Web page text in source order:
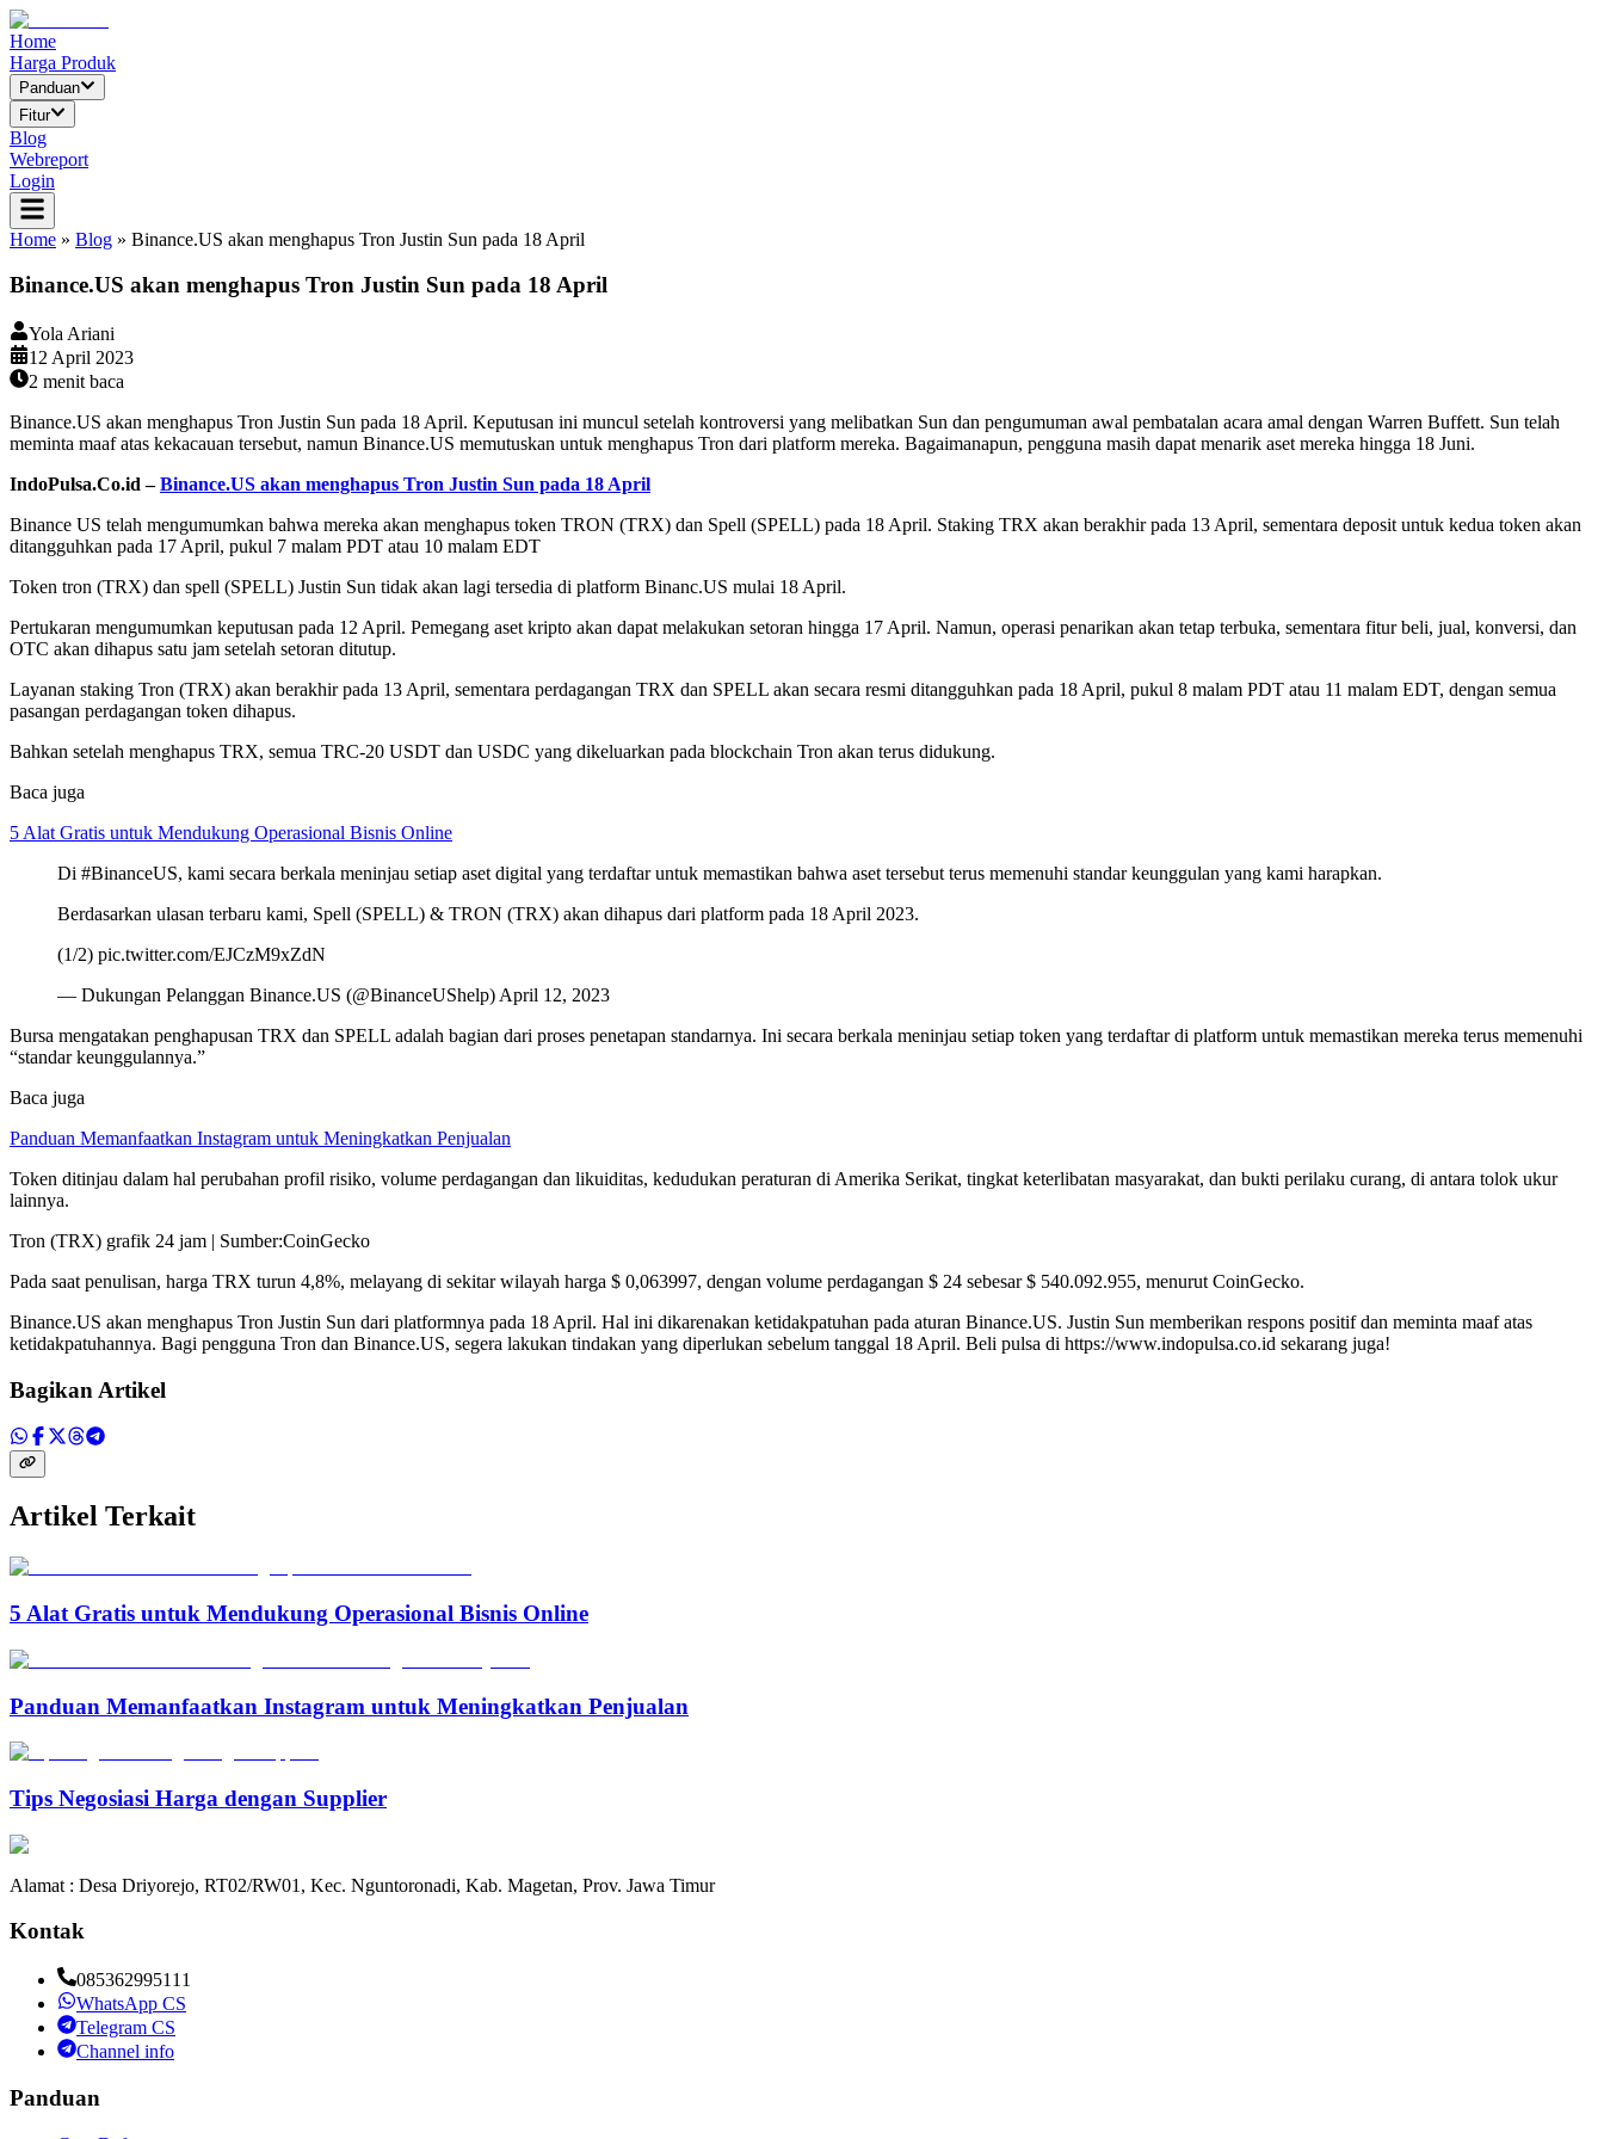
Home
Harga Produk
Panduan
Fitur
Blog
Webreport
Login
Home » Blog » Binance.US akan menghapus Tron Justin Sun pada 18 April
Binance.US akan menghapus Tron Justin Sun pada 18 April
Yola Ariani
12 April 2023
2 menit baca
Binance.US akan menghapus Tron Justin Sun pada 18 April. Keputusan ini muncul setelah kontroversi yang melibatkan Sun dan pengumuman awal pembatalan acara amal dengan Warren Buffett. Sun telah
meminta maaf atas kekacauan tersebut, namun Binance.US memutuskan untuk menghapus Tron dari platform mereka. Bagaimanapun, pengguna masih dapat menarik aset mereka hingga 18 Juni.
IndoPulsa.Co.id –Binance.US akan menghapus Tron Justin Sun pada 18 April
Binance US telah mengumumkan bahwa mereka akan menghapus token TRON (TRX) dan Spell (SPELL) pada 18 April. Staking TRX akan berakhir pada 13 April, sementara deposit untuk kedua token akan
ditangguhkan pada 17 April, pukul 7 malam PDT atau 10 malam EDT
Token tron (TRX) dan spell (SPELL) Justin Sun tidak akan lagi tersedia di platform Binanc.US mulai 18 April.
Pertukaran mengumumkan keputusan pada 12 April. Pemegang aset kripto akan dapat melakukan setoran hingga 17 April. Namun, operasi penarikan akan tetap terbuka, sementara fitur beli, jual, konversi, dan
OTC akan dihapus satu jam setelah setoran ditutup.
Layanan staking Tron (TRX) akan berakhir pada 13 April, sementara perdagangan TRX dan SPELL akan secara resmi ditangguhkan pada 18 April, pukul 8 malam PDT atau 11 malam EDT, dengan semua
pasangan perdagangan token dihapus.
Bahkan setelah menghapus TRX, semua TRC-20 USDT dan USDC yang dikeluarkan pada blockchain Tron akan terus didukung.
Baca juga
5 Alat Gratis untuk Mendukung Operasional Bisnis Online
Di #BinanceUS, kami secara berkala meninjau setiap aset digital yang terdaftar untuk memastikan bahwa aset tersebut terus memenuhi standar keunggulan yang kami harapkan.
Berdasarkan ulasan terbaru kami, Spell (SPELL) & TRON (TRX) akan dihapus dari platform pada 18 April 2023.
(1/2) pic.twitter.com/EJCzM9xZdN
— Dukungan Pelanggan Binance.US (@BinanceUShelp) April 12, 2023
Bursa mengatakan penghapusan TRX dan SPELL adalah bagian dari proses penetapan standarnya. Ini secara berkala meninjau setiap token yang terdaftar di platform untuk memastikan mereka terus memenuhi
“standar keunggulannya.”
Baca juga
Panduan Memanfaatkan Instagram untuk Meningkatkan Penjualan
Token ditinjau dalam hal perubahan profil risiko, volume perdagangan dan likuiditas, kedudukan peraturan di Amerika Serikat, tingkat keterlibatan masyarakat, dan bukti perilaku curang, di antara tolok ukur
lainnya.
Tron (TRX) grafik 24 jam | Sumber:CoinGecko
Pada saat penulisan, harga TRX turun 4,8%, melayang di sekitar wilayah harga $ 0,063997, dengan volume perdagangan $ 24 sebesar $ 540.092.955, menurut CoinGecko.
Binance.US akan menghapus Tron Justin Sun dari platformnya pada 18 April. Hal ini dikarenakan ketidakpatuhan pada aturan Binance.US. Justin Sun memberikan respons positif dan meminta maaf atas
ketidakpatuhannya. Bagi pengguna Tron dan Binance.US, segera lakukan tindakan yang diperlukan sebelum tanggal 18 April. Beli pulsa di https://www.indopulsa.co.id sekarang juga!
Bagikan Artikel
Artikel Terkait
5 Alat Gratis untuk Mendukung Operasional Bisnis Online
Panduan Memanfaatkan Instagram untuk Meningkatkan Penjualan
Tips Negosiasi Harga dengan Supplier
Alamat : Desa Driyorejo, RT02/RW01, Kec. Nguntoronadi, Kab. Magetan, Prov. Jawa Timur
Kontak
085362995111
WhatsApp CS
Telegram CS
Channel info
Panduan